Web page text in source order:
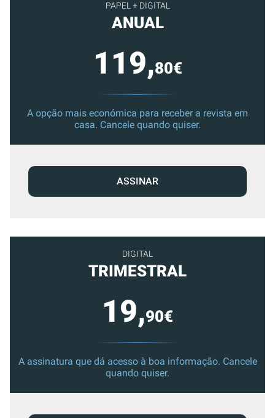
PAPEL + DIGITAL
ANUAL
119,80€
A opção mais económica para receber a revista em
casa. Cancele quando quiser.
ASSINAR
DIGITAL
TRIMESTRAL
19,90€
A assinatura que dá acesso à boa informação. Cancele
quando quiser.